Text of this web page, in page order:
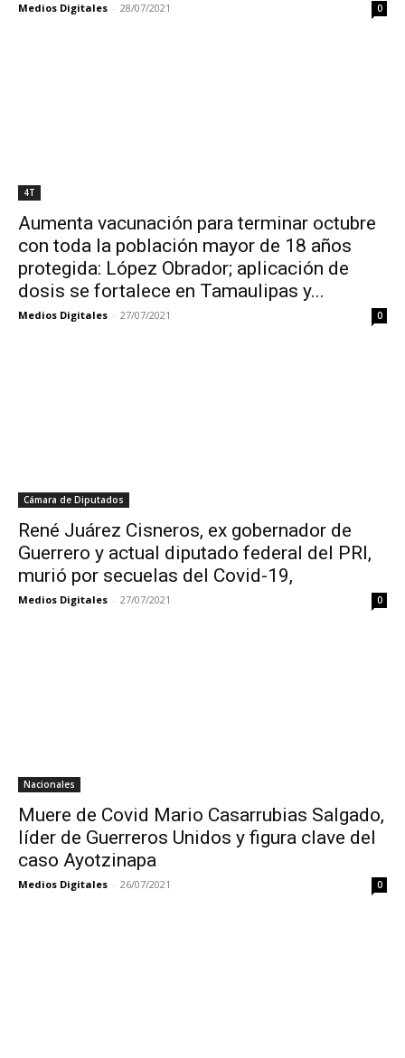
Medios Digitales - 28/07/2021 0
4T
Aumenta vacunación para terminar octubre
con toda la población mayor de 18 años
protegida: López Obrador; aplicación de
dosis se fortalece en Tamaulipas y...
Medios Digitales - 27/07/2021 0
Cámara de Diputados
René Juárez Cisneros, ex gobernador de
Guerrero y actual diputado federal del PRI,
murió por secuelas del Covid-19,
Medios Digitales - 27/07/2021 0
Nacionales
Muere de Covid Mario Casarrubias Salgado,
líder de Guerreros Unidos y figura clave del
caso Ayotzinapa
Medios Digitales - 26/07/2021 0